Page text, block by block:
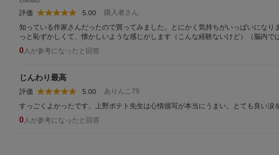
購入者さん
評価 5.00
知っている作家さんだったので買ってみました。とにかく気持ちがいっぱいにな
っと恥ずかしくて、懐かしいような感じがします（こんな経験ないけど）（脳内で
0 人が参考になったと回答
じんわり最高
ありんこ79
評価 5.00
すっごくよかったです。上野ポテト先生は心情描写が本当にうまい。とても良い涙
0 人が参考になったと回答